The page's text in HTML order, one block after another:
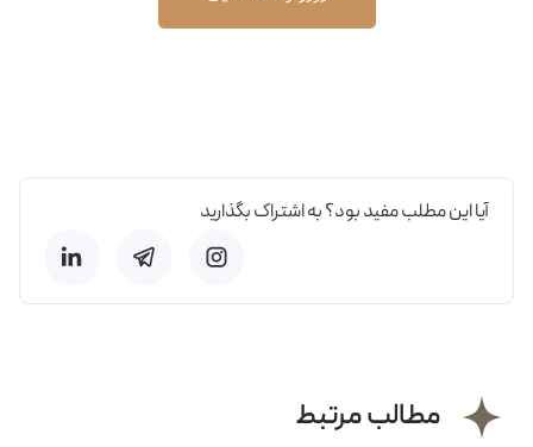
آیا این مطلب مفید بود؟ به اشتراک بگذارید
مطالب مرتبط